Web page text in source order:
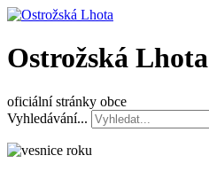
Ostrožská Lhota
oficiální stránky obce
Vyhledávání...